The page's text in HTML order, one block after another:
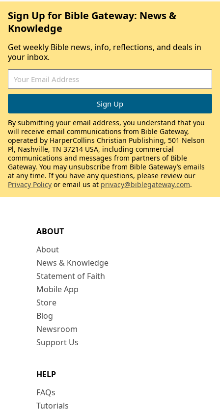
ABOUT
About
News & Knowledge
Statement of Faith
Mobile App
Store
Blog
Newsroom
Support Us
HELP
FAQs
Tutorials
Sign Up for Bible Gateway: News &
Knowledge
Get weekly Bible news, info, reflections, and deals in
your inbox.
By submitting your email address, you understand that you
will receive email communications from Bible Gateway,
operated by HarperCollins Christian Publishing, 501 Nelson
Pl, Nashville, TN 37214 USA, including commercial
communications and messages from partners of Bible
Gateway. You may unsubscribe from Bible Gateway’s emails
at any time. If you have any questions, please review our
Privacy Policy or email us at privacy@biblegateway.com.